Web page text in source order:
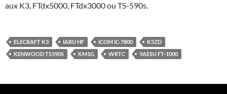
aux K3, FTdx5000, FTdx3000 ou TS-590s.
ELECRAFT K3 IARU HF ICOM IC-7800
K5ZD
KENWOOD TS590S
KM1G WRTC YAESU FT-1000